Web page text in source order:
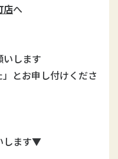
店へ
します
とお申し付けくださ
します▼